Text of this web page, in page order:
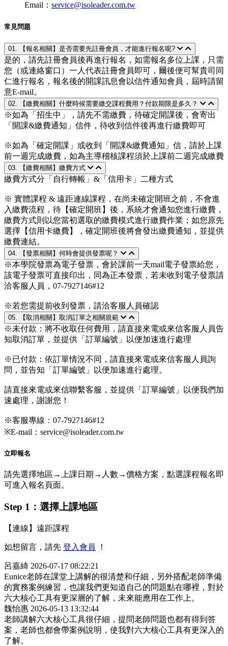
Email： service@isoleader.com.tw
常見問題
01. 【報名相關】是否需要先註冊會員，才能進行報名呢?
是的，請先註冊會員後再進行報名，如需報名多位上課，只需
您（或連絡窗口）一人代表註冊會員即可，爾後便可幫貴司同
仁進行報名，報名後的開課訊息會以信件通知會員，屆時請留
意E-mail。
02. 【繳費相關】什麼時候需要繳交課程費用？付款期限是多久？
※如為「招生中」，請先不需繳費，待確定開課後，會寄出
「開課&繳費通知」信件，待收到信件後再進行繳費即可
※如為「確定開課」或收到「開課&繳費通知」信，請於上課
前一週完成繳費，如為主導稽核課程須於上課前二週完成繳費
03. 【繳費相關】繳費方式
繳費方式分「自行轉帳」&「信用卡」二種方式
※ 實體課程 & 遠距連線課程，在尚未確定開班之前，不會進
入繳費流程，待【確定開班】後，系統才會通知您進行繳費，
繳費方式則以您當初選取的繳費模式進行繳費作業；如您原先
選擇【信用卡繳費】，確定開班後將會發出繳費通知，並提供
繳費連結。
04. 【發票相關】何時會提供發票呢？
※本學院發票為電子發票，會於課前一天mail電子發票給您，
該電子發票可直接印出，同為正本發票，若未收到電子發票請
洽客服人員，07-7927146#12
※若您需提前收到發票，請洽客服人員確認
05. 【取消相關】取消訂單之相關規範
※未付款：將不收取任何費用，請直接來電或來信客服人員告
知取消訂單，並提供「訂單編號」以便加速進行處理
※已付款：依訂單情況不同，請直接來電或來信客服人員詢
問，並告知「訂單編號」以便加速進行處理。
請直接來電或來信聯繫客服，並提供「訂單編號」以便我們加
速處理，謝謝您！
※客服專線：07-7927146#12
※E-mail：service@isoleader.com.tw
立即報名
請先選擇地區→上課日期→人數→價格方案，點選課程報名即
可進入報名頁面。
Step 1：選擇上課地區
【連線】遠距課程
如想留言，請先 登入會員 ！
呂嘉綺 2026-07-17 08:22:21
Eunice老師在課堂上講解的很清楚和仔細，另外搭配老師準備
的實務案例練習，也讓我們更知道自己的問題點在哪裡，對於
六大核心工具有更深層的了解，未來能應用在工作上。
魏怡惠 2026-05-13 13:32:44
老師講解六大核心工具很仔細，提問老師問題也都有得到答
案，老師也都會帶案例說明，使我對六大核心工具有更深入的
了解。